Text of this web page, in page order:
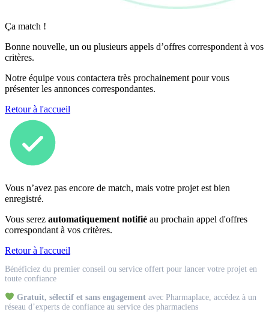
Ça match !
Bonne nouvelle, un ou plusieurs appels d’offres correspondent à vos
critères.
Notre équipe vous contactera très prochainement pour vous
présenter les annonces correspondantes.
Retour à l'accueil
Vous n’avez pas encore de match, mais votre projet est bien
enregistré.
Vous serez automatiquement notifié au prochain appel d'offres
correspondant à vos critères.
Retour à l'accueil
Expert
Bénéficiez du premier conseil ou service offert pour lancer votre projet en
toute confiance
Gratuit, sélectif et sans engagementavec Pharmaplace, accédez à un
réseau d’experts de confiance au service des pharmaciens